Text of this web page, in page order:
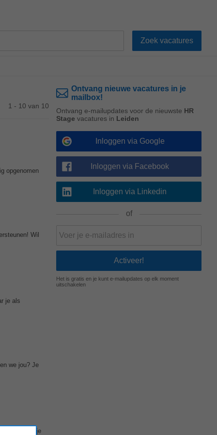
1 - 10 van 10
opgenomen
Wil
je als
we jou? Je
Bereken je
Ontvang nieuwe vacatures in je
mailbox!
Ontvang e-mailupdates voor de nieuwste HR
Stage vacatures in Leiden
Inloggen via Google
Inloggen via Facebook
Inloggen via Linkedin
of
Het is gratis en je kunt e-mailupdates op elk moment
uitschakelen